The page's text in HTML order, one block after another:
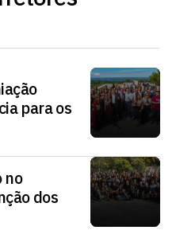
para os
no
dos